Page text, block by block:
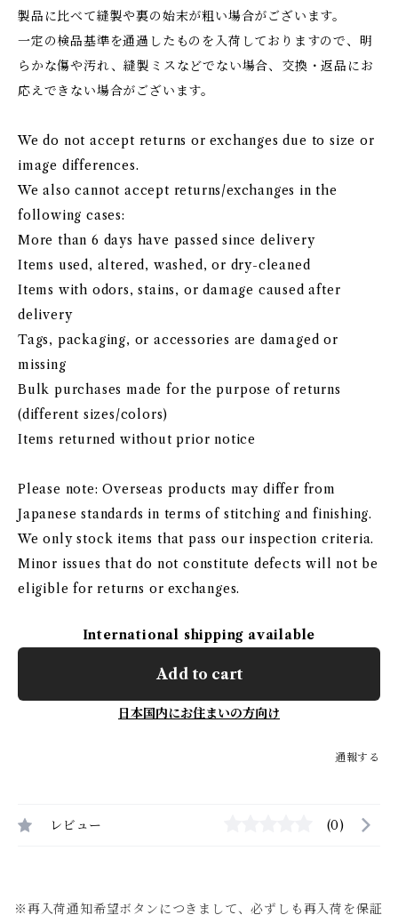
製品に比べて縫製や裏の始末が粗い場合がございます。
一定の検品基準を通過したものを入荷しておりますので、明
らかな傷や汚れ、縫製ミスなどでない場合、交換・返品にお
応えできない場合がございます。
We do not accept returns or exchanges due to size or
image differences.
We also cannot accept returns/exchanges in the
following cases:
More than 6 days have passed since delivery
Items used, altered, washed, or dry-cleaned
Items with odors, stains, or damage caused after
delivery
Tags, packaging, or accessories are damaged or
missing
Bulk purchases made for the purpose of returns
(different sizes/colors)
Items returned without prior notice
Please note: Overseas products may differ from
Japanese standards in terms of stitching and finishing.
We only stock items that pass our inspection criteria.
Minor issues that do not constitute defects will not be
eligible for returns or exchanges.
International shipping available
Add to cart
日本国内にお住まいの方向け
通報する
レビュー (0)
※再入荷通知希望ボタンにつきまして、必ずしも再入荷を保証